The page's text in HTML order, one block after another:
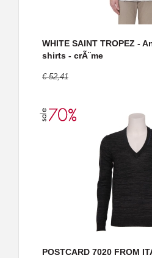
WHITE SAINT TROPEZ -
shirts - crÃ¨me
€ 52,41
POSTCARD 7020 FROM